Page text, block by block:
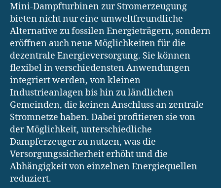
Mini-Dampfturbinen zur Stromerzeugung
bieten nicht nur eine umweltfreundliche
Alternative zu fossilen Energieträgern, sondern
eröffnen auch neue Möglichkeiten für die
dezentrale Energieversorgung. Sie können
flexibel in verschiedensten Anwendungen
integriert werden, von kleinen
Industrieanlagen bis hin zu ländlichen
Gemeinden, die keinen Anschluss an zentrale
Stromnetze haben. Dabei profitieren sie von
der Möglichkeit, unterschiedliche
Dampferzeuger zu nutzen, was die
Versorgungssicherheit erhöht und die
Abhängigkeit von einzelnen Energiequellen
reduziert.